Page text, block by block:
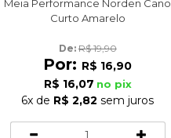
Meia Performance Norden Cano
Curto Amarelo
De: R$ 19,90
Por: R$ 16,90
R$ 16,07 no pix
6x de R$ 2,82 sem juros